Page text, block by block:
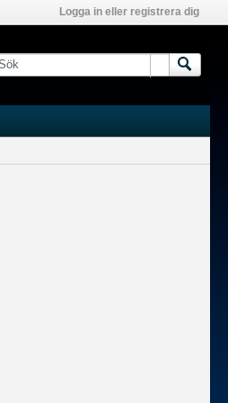
Logga in eller registrera dig